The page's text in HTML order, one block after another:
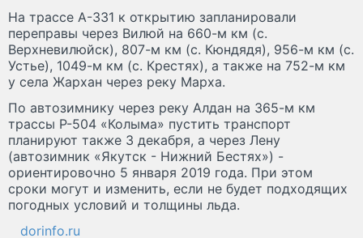
На трассе А-331 к открытию запланировали
переправы через Вилюй на 660-м км (с.
Верхневилюйск), 807-м км (с. Кюндядя), 956-м км (с.
Устье), 1049-м км (с. Крестях), а также на 752-м км
у села Жархан через реку Марха.
По автозимнику через реку Алдан на 365-м км
трассы Р-504 «Колыма» пустить транспорт
планируют также 3 декабря, а через Лену
(автозимник «Якутск - Нижний Бестях») -
ориентировочно 5 января 2019 года. При этом
сроки могут и изменить, если не будет подходящих
погодных условий и толщины льда.
dorinfo.ru